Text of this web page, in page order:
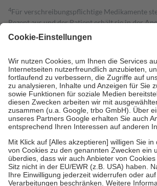
4Für verschreibungspflichtige Medikamente
Rezept aus und der Patient erhält sie in der
gesetzliche Krankenversicherung übernimmt in
Kosten dafür, der Versicherte trägt einen Teil
Grundsätzlich leisten Mitglieder Zuzahlungen
Prozent des Abgabepreises,mindestens jedoch
höchstens zehn Euro.Es sind jedoch nie mehr
Kosten der Leistung zu entrichten.
Diese Regeln gelten grundsätzlich auch für
Bei Heilmitteln und häuslicher Krankenpflege
Zuzahlung zehn Prozent der Kosten sowie
Verordnung.
Um das Engagement der Versicherten für ihre
stärken und die besondere Stellung der
fallenkeine Zuzahlungenan bei:
• Kindern und Jugendlichen bis zum